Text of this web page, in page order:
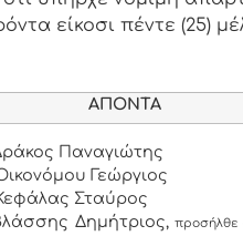
είκοσι πέντε (25)
Παναγιώτης
Γεώργιος
Σταύρος
Δημήτριος,προσήλθε